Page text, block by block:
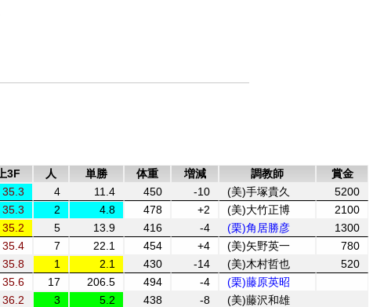
上3F 人 単勝 体重 増減 調教師
賞金
35.3 4 11.4 450 -10 (美)手塚貴久
5200
35.3 2 4.8 478 +2 (美)大竹正博
2100
35.2 5 13.9 416 -4 (栗)角居勝彦
1300
35.4 7 22.1 454 +4 (美)矢野英一
780
35.8 1 2.1 430 -14 (美)木村哲也
520
35.6 17 206.5 494 -4
(栗)藤原英昭
36.2 3 5.2 438 -8
(美)藤沢和雄